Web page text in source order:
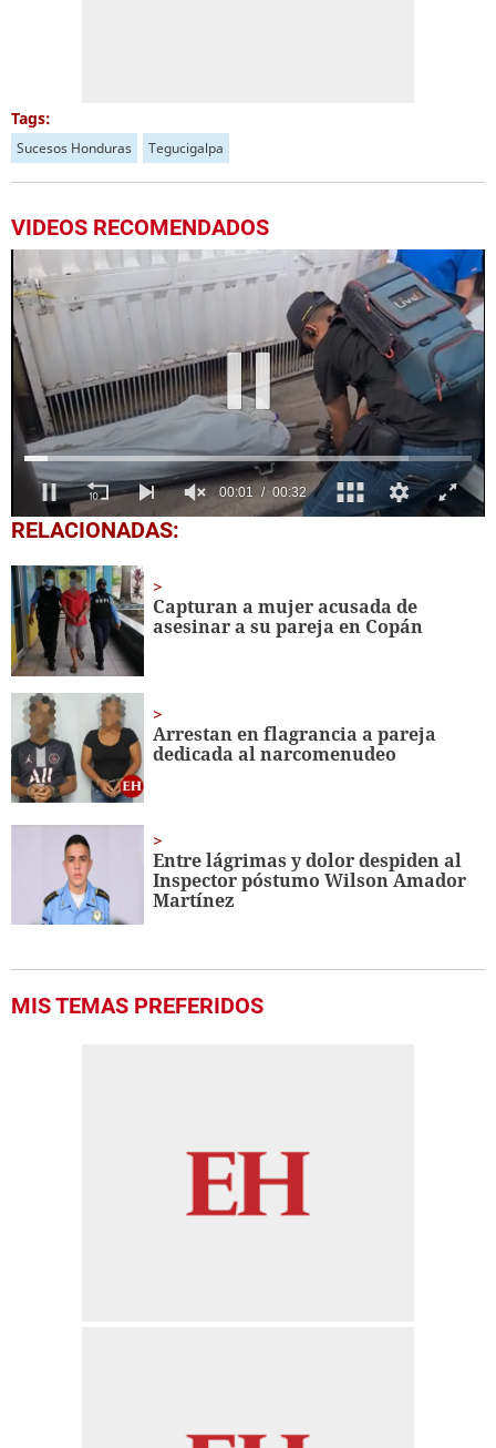
Tags:
Sucesos Honduras Tegucigalpa
VIDEOS RECOMENDADOS
0
seconds
32
seconds
RELACIONADAS:
Capturan a mujer acusada de
asesinar a su pareja en Copán
Arrestan en flagrancia a pareja
dedicada al narcomenudeo
Entre lágrimas y dolor despiden al
Inspector póstumo Wilson Amador
Martínez
MIS TEMAS PREFERIDOS